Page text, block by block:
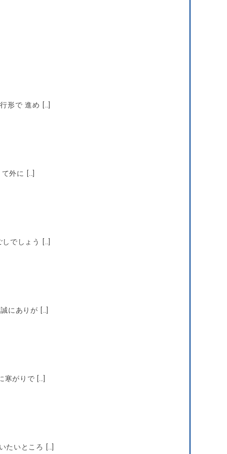
形で 進め […]
外に […]
でしょう […]
にありが […]
がりで […]
たいところ […]